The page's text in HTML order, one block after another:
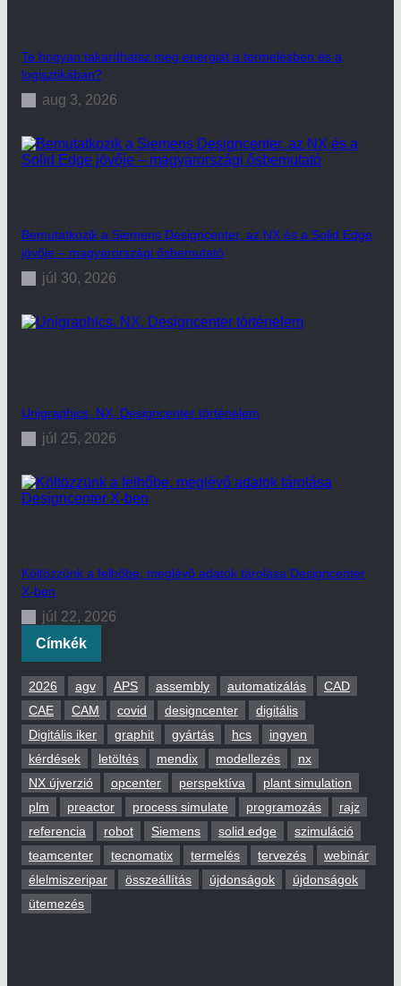
Te hogyan takaríthatsz meg energiát a termelésben és a
logisztikában?
aug 3, 2026
Bemutatkozik a Siemens Designcenter, az NX és a Solid Edge
jövője – magyarországi ősbemutató
júl 30, 2026
Unigraphics, NX, Designcenter történelem
júl 25, 2026
Költözzünk a felhőbe, meglévő adatok tárolása Designcenter
X-ben
júl 22, 2026
Címkék
2026 agv APS assembly automatizálás
CAD
CAE
CAM covid designcenter
digitális
Digitális iker
graphit gyártás hcs
ingyen
kérdések
letöltés mendix modellezés
nx
NX újverzió
opcenter perspektíva
plant simulation
plm
preactor process simulate programozás
rajz
referencia
robot Siemens solid edge
szimuláció
teamcenter
tecnomatix termelés tervezés
webinár
élelmiszeripar
összeállítás újdonságok
újdonságok
ütemezés